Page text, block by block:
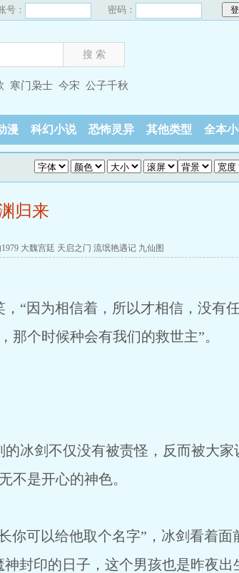
号： 密码：
寒门枭士 今宋 公子千秋
漫 科幻小说 恐怖灵异 其他类型 全本
归来
大魏宫廷 天启之门 流氓艳遇记 九仙图
为相信着，所以才相信，没有任
个时候种会有我们的救世主”。
不仅没有被责怪，反而被大家
不是开心的神色。
以给他取个名字”，冰剑看着面
封印的日子，这个男孩也是昨夜出